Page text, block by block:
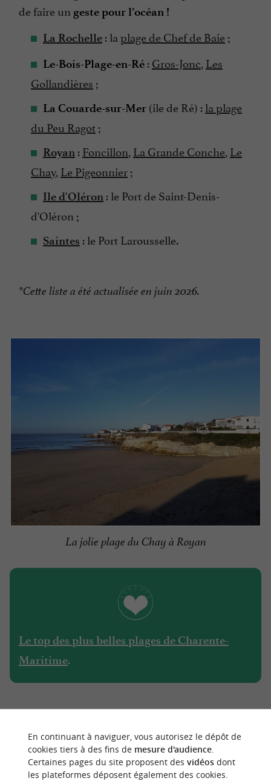
de faire un geste pour l’océan !
La Rochelle : laplage de Chef de Baie;
Le-Bois-Plage-en-Ré :Gros-Jonc Les
Gollandières ;
La Couarde-sur-Mer (ile de Ré) :la plage
du Peu Ragot;
Royan :Foncillon La Grande Conche Le
Chay, Le Pigeonnier;
Ile d'Oléron : le Port de Saint-Denis-
d'Oléron ;
Saintes : le Port Larousselle.
*Cette liste a été actualisée en juin 2026.
La jolie plage du Chay à Royan
Le top des plus belles plages de Charente-
Maritime.
LES PLUS BEAUX VILLAGES DE LA
CHARENTE-MARITIME, CLASSÉS
«STATIONS VERTES»
En continuant à naviguer, vous autorisez le dépôt de
cookies tiers à des fins de mesure d'audience.
Certaines pages du site proposent des vidéosdont
les plateformes déposent également des cookies.